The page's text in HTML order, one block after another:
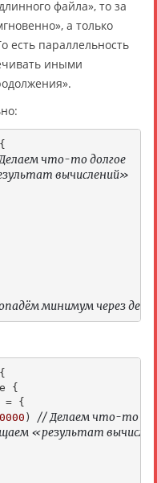
файла», то за
а только
есть параллельность
иными
что-то долгое
вычислений»
минимум через
{
= {
) // Делаем что-то
«результат